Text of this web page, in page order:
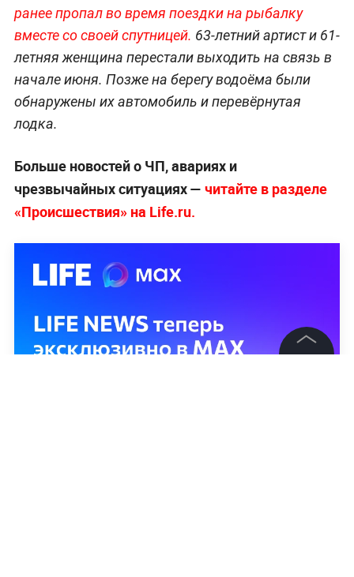
ранее пропал во время поездки на рыбалку
вместе со своей спутницей. 63-летний артист и 61-
летняя женщина перестали выходить на связь в
начале июня. Позже на берегу водоёма были
обнаружены их автомобиль и перевёрнутая
лодка.
Больше новостей о ЧП, авариях и
чрезвычайных ситуациях — читайте в разделе
«Происшествия» на Life.ru.